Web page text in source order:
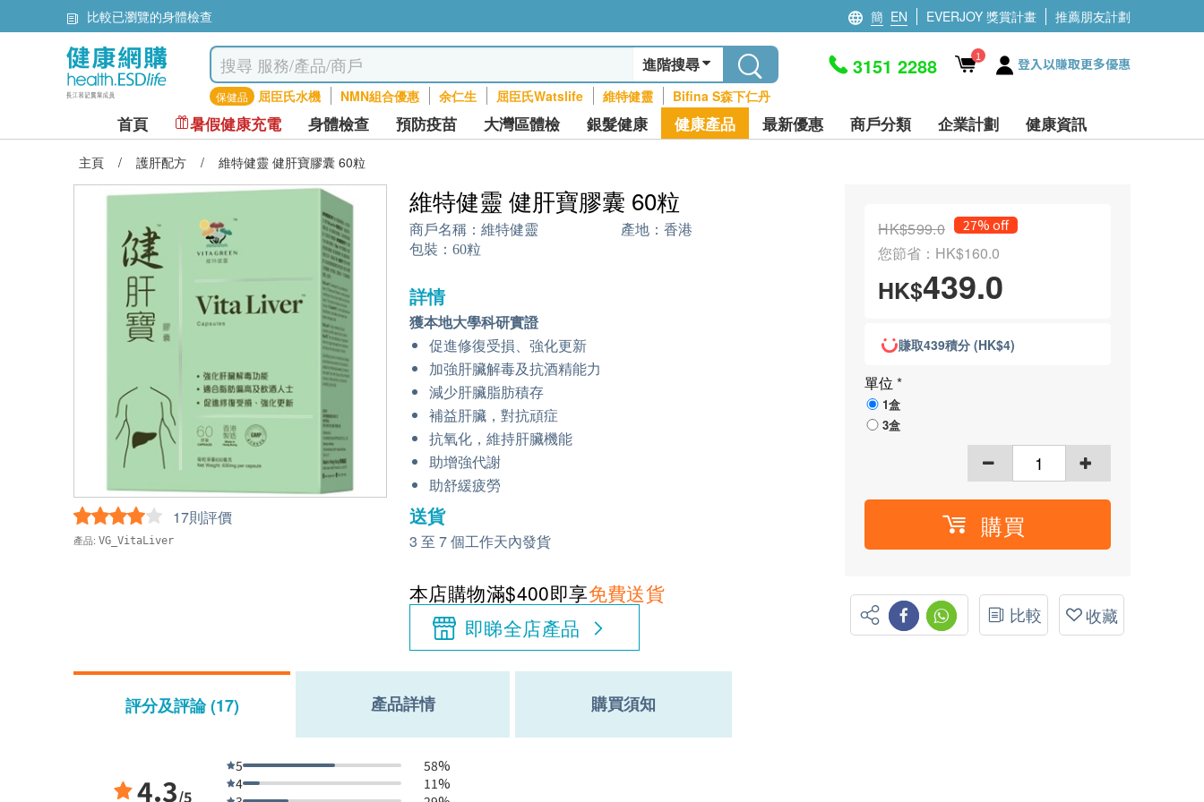
比較已瀏覽的身體檢查 簡 EN EVERJOY 獎賞計畫 推薦朋友計劃
進階搜尋
保健品 屈臣氏水機 NMN組合優惠 余仁生 屈臣氏Watslife 維特健靈 Bifina S森下仁丹
3151 2288 1 登入以賺取更多優惠
首頁 暑假健康充電 身體檢查 預防疫苗 大灣區體檢 銀髮健康 健康產品 最新優惠 商戶分類 企業計劃 健康資訊
主頁 / 護肝配方 / 維特健靈 健肝寶膠囊 60粒
17則評價
產品: VG_VitaLiver
維特健靈 健肝寶膠囊 60粒
商戶名稱： 維特健靈 產地： 香港
包裝： 60粒
詳情
獲本地大學科研實證
促進修復受損、強化更新
加強肝臟解毒及抗酒精能力
減少肝臟脂肪積存
補益肝臟，對抗頑症
抗氧化，維持肝臟機能
助增強代謝
助舒緩疲勞
送貨
3 至 7 個工作天內發貨
本店購物滿$400即享免費送貨
即睇全店產品
HK$599.0 27% off
您節省：HK$160.0
HK$439.0
賺取439積分 (HK$4)
單位*
1盒
3盒
購買
比較 收藏
評分及評論 (17) 產品詳情 購買須知
4.3/5
5
58%
4
11%